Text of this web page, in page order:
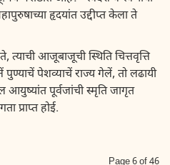
हृदयांत उद्दीप्त केला ते
आजूबाजूची स्थिति चित्तवृत्ति
पुण्याचें पेशव्याचें राज्य गेलें, तो लढायी
पूर्वजांची स्मृति जागृत
प्राप्त होई.
Page 6 of 46